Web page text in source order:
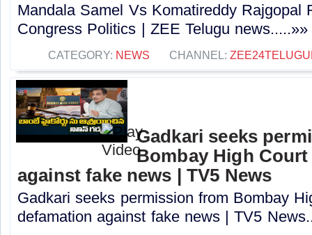
Mandala Samel Vs Komatireddy Rajgopal
Congress Politics | ZEE Telugu news.....»»
CATEGORY: NEWS CHANNEL:
Gadkari seeks
Bombay High
against fake news | TV5 News
Gadkari seeks permission from Bombay
defamation against fake news | TV5